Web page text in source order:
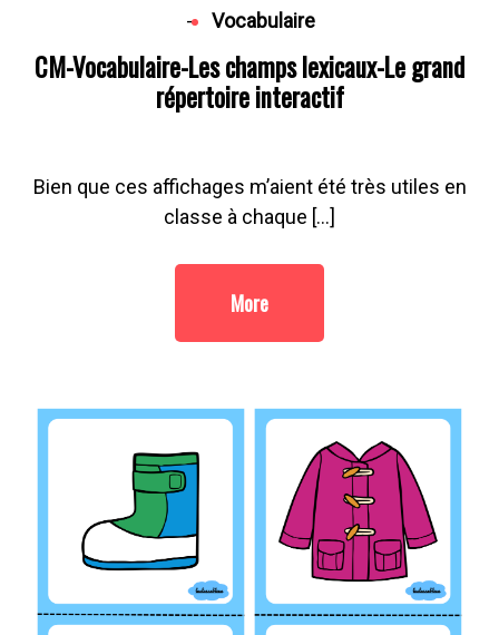
- Vocabulaire
CM-Vocabulaire-Les champs lexicaux-Le grand
répertoire interactif
Bien que ces affichages m’aient été très utiles en
classe à chaque […]
More